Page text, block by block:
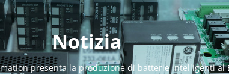
Notizia
presenta la produzione di batterie intelligenti al